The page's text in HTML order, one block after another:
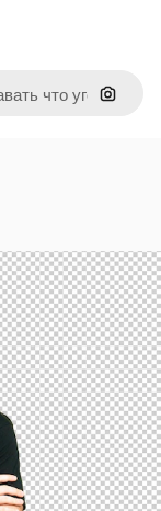
Поиск